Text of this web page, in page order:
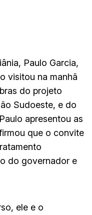
Paulo Garcia,
visitou na manhã
do projeto
Sudoeste, e do
apresentou as
que o convite
do governador e
ele e o